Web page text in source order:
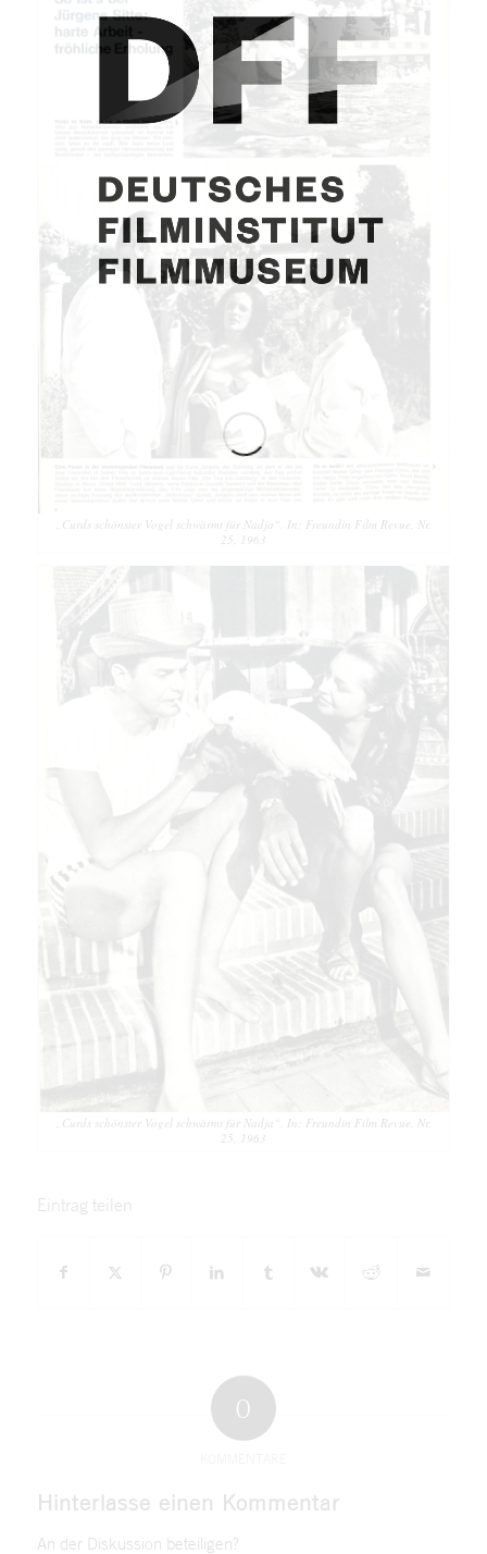
„Curds schönster Vogel schwärmt für Nadja“. In: Freundin Film Revue, Nr.
25, 1963
„Curds schönster Vogel schwärmt für Nadja“. In: Freundin Film Revue, Nr.
25, 1963
Eintrag teilen
0
Hinterlasse einen Kommentar
An der Diskussion beteiligen?